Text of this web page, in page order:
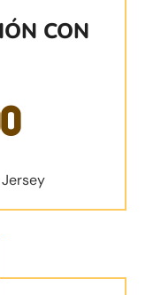
CON